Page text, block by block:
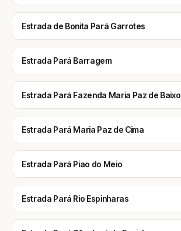
Estrada de Bonita Pará Garrotes
Estrada Pará Barragem
Estrada Pará Fazenda Maria Paz de Baixo
Estrada Pará Maria Paz de Cima
Estrada Pará Piao do Meio
Estrada Pará Rio Espinharas